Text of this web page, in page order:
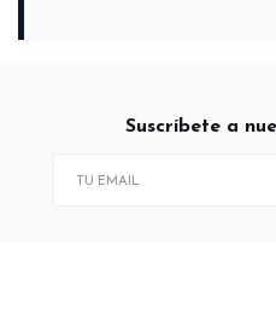
Suscríbete a